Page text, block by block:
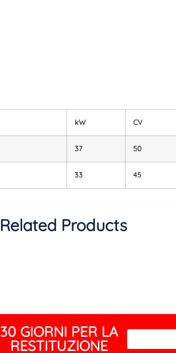
kW CV
37 50
33 45
Related Products
30 GIORNI PER LA
RESTITUZIONE